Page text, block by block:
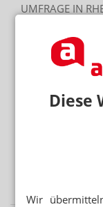
Diese
Wir
UMFRAGE IN
Mehr aus
Budesonid-
GEBLEICHT
Salicylsäure-